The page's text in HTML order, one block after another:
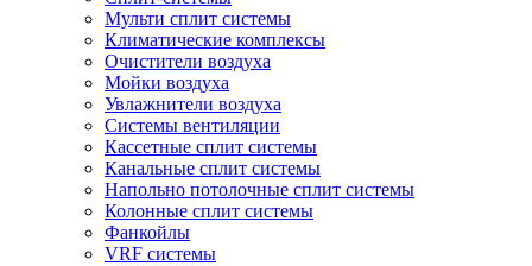
Мульти сплит системы
Климатические комплексы
Очистители воздуха
Мойки воздуха
Увлажнители воздуха
Системы вентиляции
Кассетные сплит системы
Канальные сплит системы
Напольно потолочные сплит системы
Колонные сплит системы
Фанкойлы
VRF системы